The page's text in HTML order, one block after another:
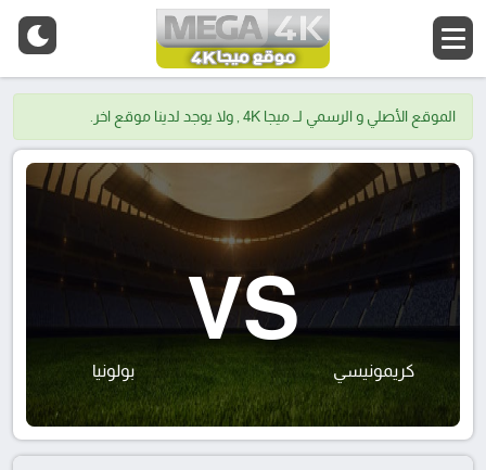
الموقع الأصلي و الرسمي لــ ميجا 4K , ولا يوجد لدينا موقع اخر.
كريمونيسي
VS
بولونيا